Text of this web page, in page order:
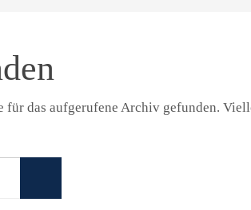
für das aufgerufene Archiv gefunden.